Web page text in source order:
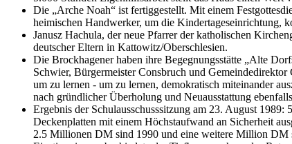
Die „Arche Noah“ ist fertiggestellt. Mit einem
heimischen Handwerker, um die Kindertageseinrichtung,
Janusz Hachula, der neue Pfarrer der katholischen
deutscher Eltern in Kattowitz/Oberschlesien.
Die Brockhagener haben ihre Begegnungsstätte „Alte
Schwier, Bürgermeister Consbruch und
um zu lernen - um zu lernen, demokratisch miteinander
nach gründlicher Überholung und Neuausstattung
Ergebnis der Schulausschusssitzung am 23. August
Deckenplatten mit einem Höchstaufwand an Sicherheit
2.5 Millionen DM sind 1990 und eine weitere Million DM